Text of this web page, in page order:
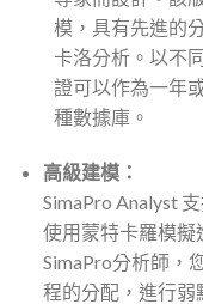
模，具有先進的
卡洛分析。以不
證可以作為一年
種數據庫。
高級建模：
SimaPro Analyst
使用蒙特卡羅模擬
SimaPro分析師，
程的分配，進行弱